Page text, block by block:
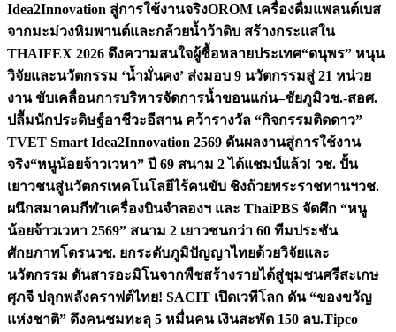
Idea2Innovation สู่การใช้งานจริงOROM เครื่องดื่มแพลนต์เบส
จากมะม่วงหิมพานต์และกล้วยน้ำว้าดิบ สร้างกระแสใน
THAIFEX 2026 ดึงความสนใจผู้ซื้อหลายประเทศ“ดนุพร” หนุน
วิจัยและนวัตกรรม ‘น้ำมั่นคง’ ส่งมอบ 9 นวัตกรรมสู่ 21 หน่วย
งาน ขับเคลื่อนการบริหารจัดการน้ำขอนแก่น–ชัยภูมิวช.-สอศ.
ปลื้มนักประดิษฐ์อาชีวะอีสาน คว้ารางวัล “กิจกรรมติดดาว”
TVET Smart Idea2Innovation 2569 ดันผลงานสู่การใช้งาน
จริง“หนูน้อยจ้าวเวหา” ปี 69 สนาม 2 ได้แชมป์แล้ว! วช. ปั้น
เยาวชนสู่นวัตกรเทคโนโลยีไร้คนขับ ชิงถ้วยพระราชทานฯวช.
ผนึกสมาคมกีฬาเครื่องบินจำลองฯ และ ThaiPBS จัดศึก “หนู
น้อยจ้าวเวหา 2569” สนาม 2 เยาวชนกว่า 60 ทีมประชัน
ศักยภาพโดรนวช. ยกระดับภูมิปัญญาไทยด้วยวิจัยและ
นวัตกรรม ดันสารอะมิโนจากพืชสร้างรายได้สู่ชุมชนศรีสะเกษ
ศุภจี ปลุกพลังคราฟต์ไทย! SACIT เปิดเวทีโลก ดัน “ของขวัญ
แห่งชาติ” ดึงคนชมทะลุ 5 หมื่นคน เงินสะพัด 150 ลบ.Tipco